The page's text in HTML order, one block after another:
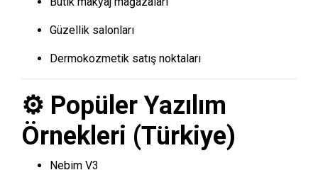
Güzellik salonları
Dermokozmetik satış noktaları
⚙️ Popüler Yazılım
Örnekleri (Türkiye)
Nebim V3